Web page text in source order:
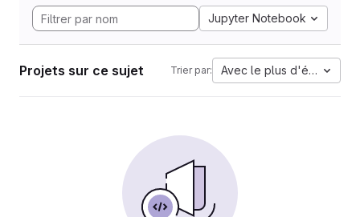
Jupyter Notebook
Projets sur ce sujet Trier par: Avec le plus d'étoiles